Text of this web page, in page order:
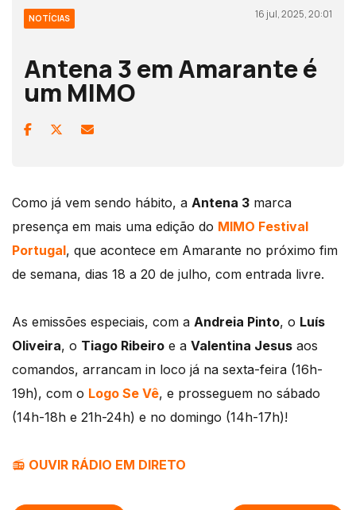
NOTÍCIAS 16 jul, 2025, 20:01
Antena 3 em Amarante é
um MIMO
Como já vem sendo hábito, a Antena 3 marca
presença em mais uma edição do MIMO Festival
Portugal, que acontece em Amarante no próximo fim
de semana, dias 18 a 20 de julho, com entrada livre.
As emissões especiais, com a Andreia Pinto, o Luís
Oliveira, o Tiago Ribeiro e a Valentina Jesus aos
comandos, arrancam in loco já na sexta-feira (16h-
19h), com o Logo Se Vê, e prosseguem no sábado
(14h-18h e 21h-24h) e no domingo (14h-17h)!
📻 OUVIR RÁDIO EM DIRETO